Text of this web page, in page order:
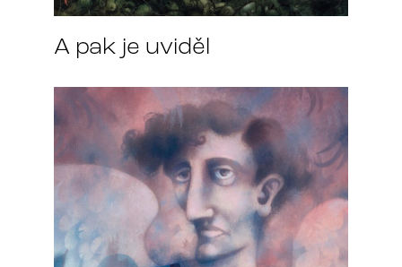
A pak je uviděl